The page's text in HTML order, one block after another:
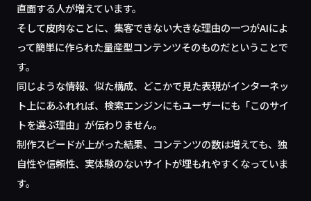
直面する人が増えています。
そして皮肉なことに、集客できない大きな理由の一つがAIによ
って簡単に作られた量産型コンテンツそのものだということで
す。
同じような情報、似た構成、どこかで見た表現がインターネッ
ト上にあふれれば、検索エンジンにもユーザーにも「このサイ
トを選ぶ理由」が伝わりません。
制作スピードが上がった結果、コンテンツの数は増えても、独
自性や信頼性、実体験のないサイトが埋もれやすくなっていま
す。